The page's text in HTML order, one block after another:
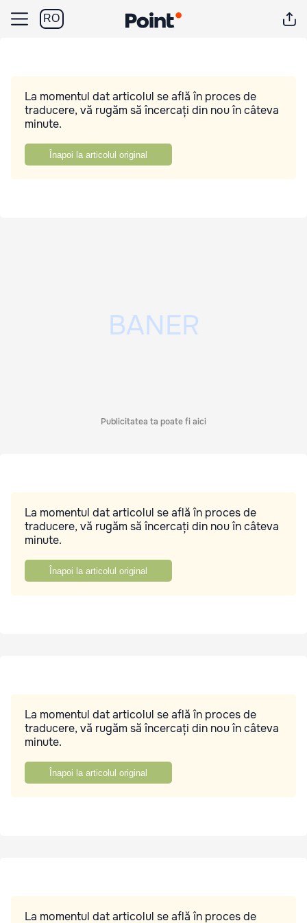
RO
La momentul dat articolul se află în proces de
traducere, vă rugăm să încercați din nou în câteva
minute.
Înapoi la articolul original
Publicitatea ta poate fi aici
La momentul dat articolul se află în proces de
traducere, vă rugăm să încercați din nou în câteva
minute.
Înapoi la articolul original
La momentul dat articolul se află în proces de
traducere, vă rugăm să încercați din nou în câteva
minute.
Înapoi la articolul original
La momentul dat articolul se află în proces de